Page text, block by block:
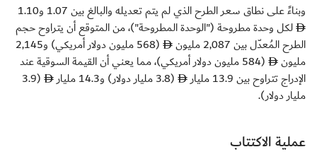
وبناءً على نطاق سعر الطرح الذي لم يتم تعديله والبالغ بين 1.07 و1.10
لكل وحدة مطروحة ("الوحدة المطروحة")، من المتوقع أن يتراوح حجم
الطرح المُعدّل بين 2,087 مليون
(568 مليون دولار أمريكي) و2,145
مليون
(584 مليون دولار أمريكي)، مما يعني أن القيمة السوقية عند
الإدراج تتراوح بين 13.9 مليار
(3.8 مليار دولار) و14.3 مليار
(3.9
مليار دولار).
عملية الاكتتاب